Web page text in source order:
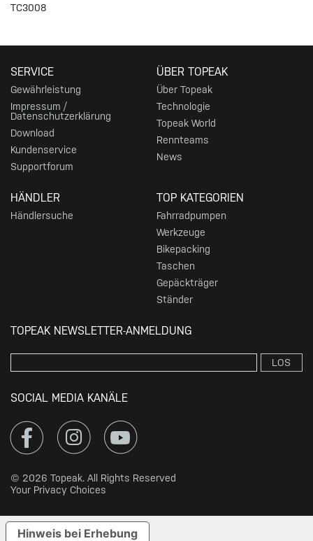
TC3008
SERVICE
Gewährleistung
Impressum /
Datenschutzerklärung
Download
Kundenservice
Supportforum
ÜBER TOPEAK
Über Topeak
Technologie
Topeak World
Rennteams
News
HÄNDLER
Händlersuche
TOP KATEGORIEN
Fahrradpumpen
Werkzeuge
Bikepacking
Taschen
Gepäckträger
Ständer
TOPEAK NEWSLETTER-ANMELDUNG
LOS
SOCIAL MEDIA KANÄLE
© 2026 Topeak. All Rights Reserved
Your Privacy Choices
Hinweis bei Erhebung